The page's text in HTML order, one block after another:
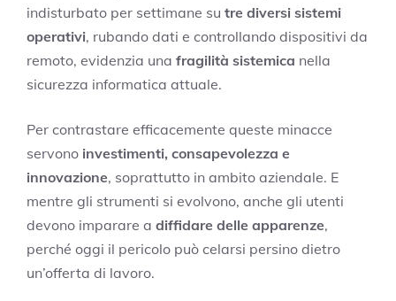
indisturbato per settimane su tre diversi sistemi
operativi, rubando dati e controllando dispositivi da
remoto, evidenzia una fragilità sistemica nella
sicurezza informatica attuale.
Per contrastare efficacemente queste minacce
servono investimenti, consapevolezza e
innovazione, soprattutto in ambito aziendale. E
mentre gli strumenti si evolvono, anche gli utenti
devono imparare a diffidare delle apparenze,
perché oggi il pericolo può celarsi persino dietro
un’offerta di lavoro.